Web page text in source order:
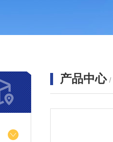
产品中心 /